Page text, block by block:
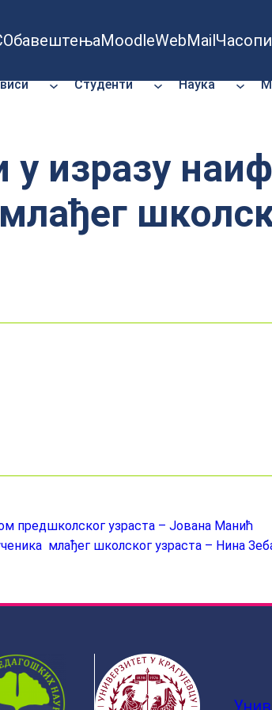
ОбавештењаMoodleWebMail
Студенти Наука
изразу
предшколског узраста – Јована Манић
млађег школског узраста – Нина